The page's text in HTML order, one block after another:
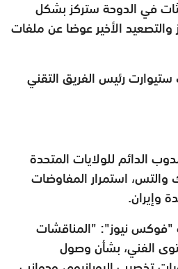
في الدوحة ستركز بشكل
الأخير عوضا عن ملفات
رئيس الفريق التقني
الدائم للولايات المتحدة
والتس، استمرار المفاوضات
وإيران.
"فوكس نيوز": "المناقشات
الفني، بشأن وصول